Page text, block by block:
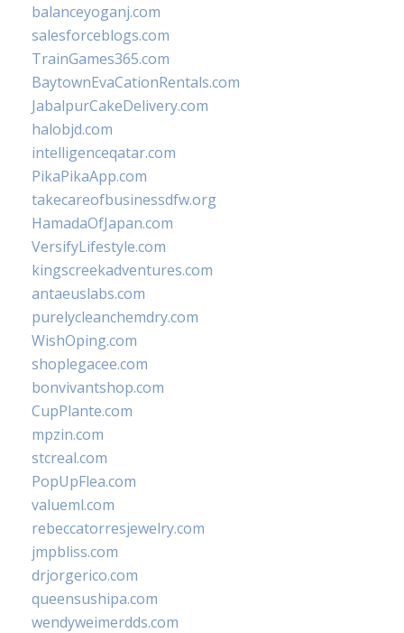
balanceyoganj.com
salesforceblogs.com
TrainGames365.com
BaytownEvaCationRentals.com
JabalpurCakeDelivery.com
halobjd.com
intelligenceqatar.com
PikaPikaApp.com
takecareofbusinessdfw.org
HamadaOfJapan.com
VersifyLifestyle.com
kingscreekadventures.com
antaeuslabs.com
purelycleanchemdry.com
WishOping.com
shoplegacee.com
bonvivantshop.com
CupPlante.com
mpzin.com
stcreal.com
PopUpFlea.com
valueml.com
rebeccatorresjewelry.com
jmpbliss.com
drjorgerico.com
queensushipa.com
wendyweimerdds.com